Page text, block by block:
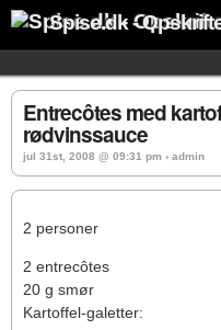
Spise.dk -
Entrecôtes med
rødvinssauce
jul 31st, 2008 @ 09:31 pm › admin
2 personer
2 entrecôtes
20 g smør
Kartoffel-galetter: